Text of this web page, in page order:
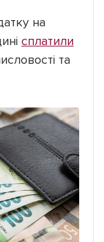
на
сплатили
та